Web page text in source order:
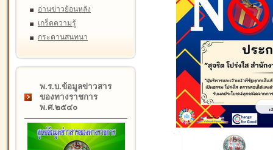
อ่านข่าวย้อนหลัง
เกร็ดความรู้
กระดานสนทนา
พ.ร.บ.ข้อมูลข่าวสาร
ของทางราชการ
พ.ศ.๒๕๔๐